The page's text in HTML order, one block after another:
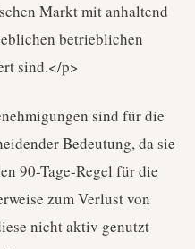
Markt mit anhaltend
betrieblichen
sind.</p>
sind für die
Bedeutung, da sie
90-Tage-Regel für die
zum Verlust von
nicht aktiv genutzt